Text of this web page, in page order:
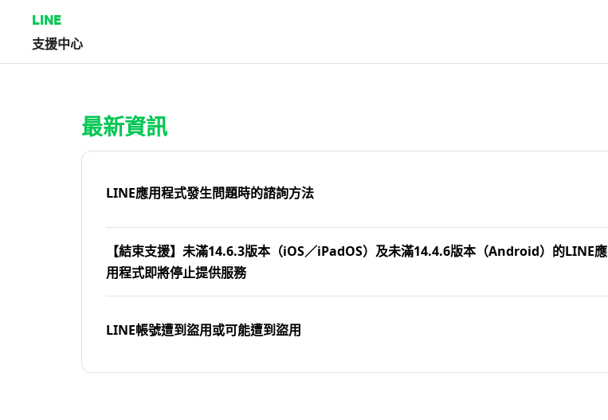
LINE
支援中心
最新資訊
LINE應用程式發生問題時的諮詢方法
【結束支援】未滿14.6.3版本（iOS／iPadOS）及未滿14.4.6版本（Android）的LINE應
用程式即將停止提供服務
LINE帳號遭到盜用或可能遭到盜用